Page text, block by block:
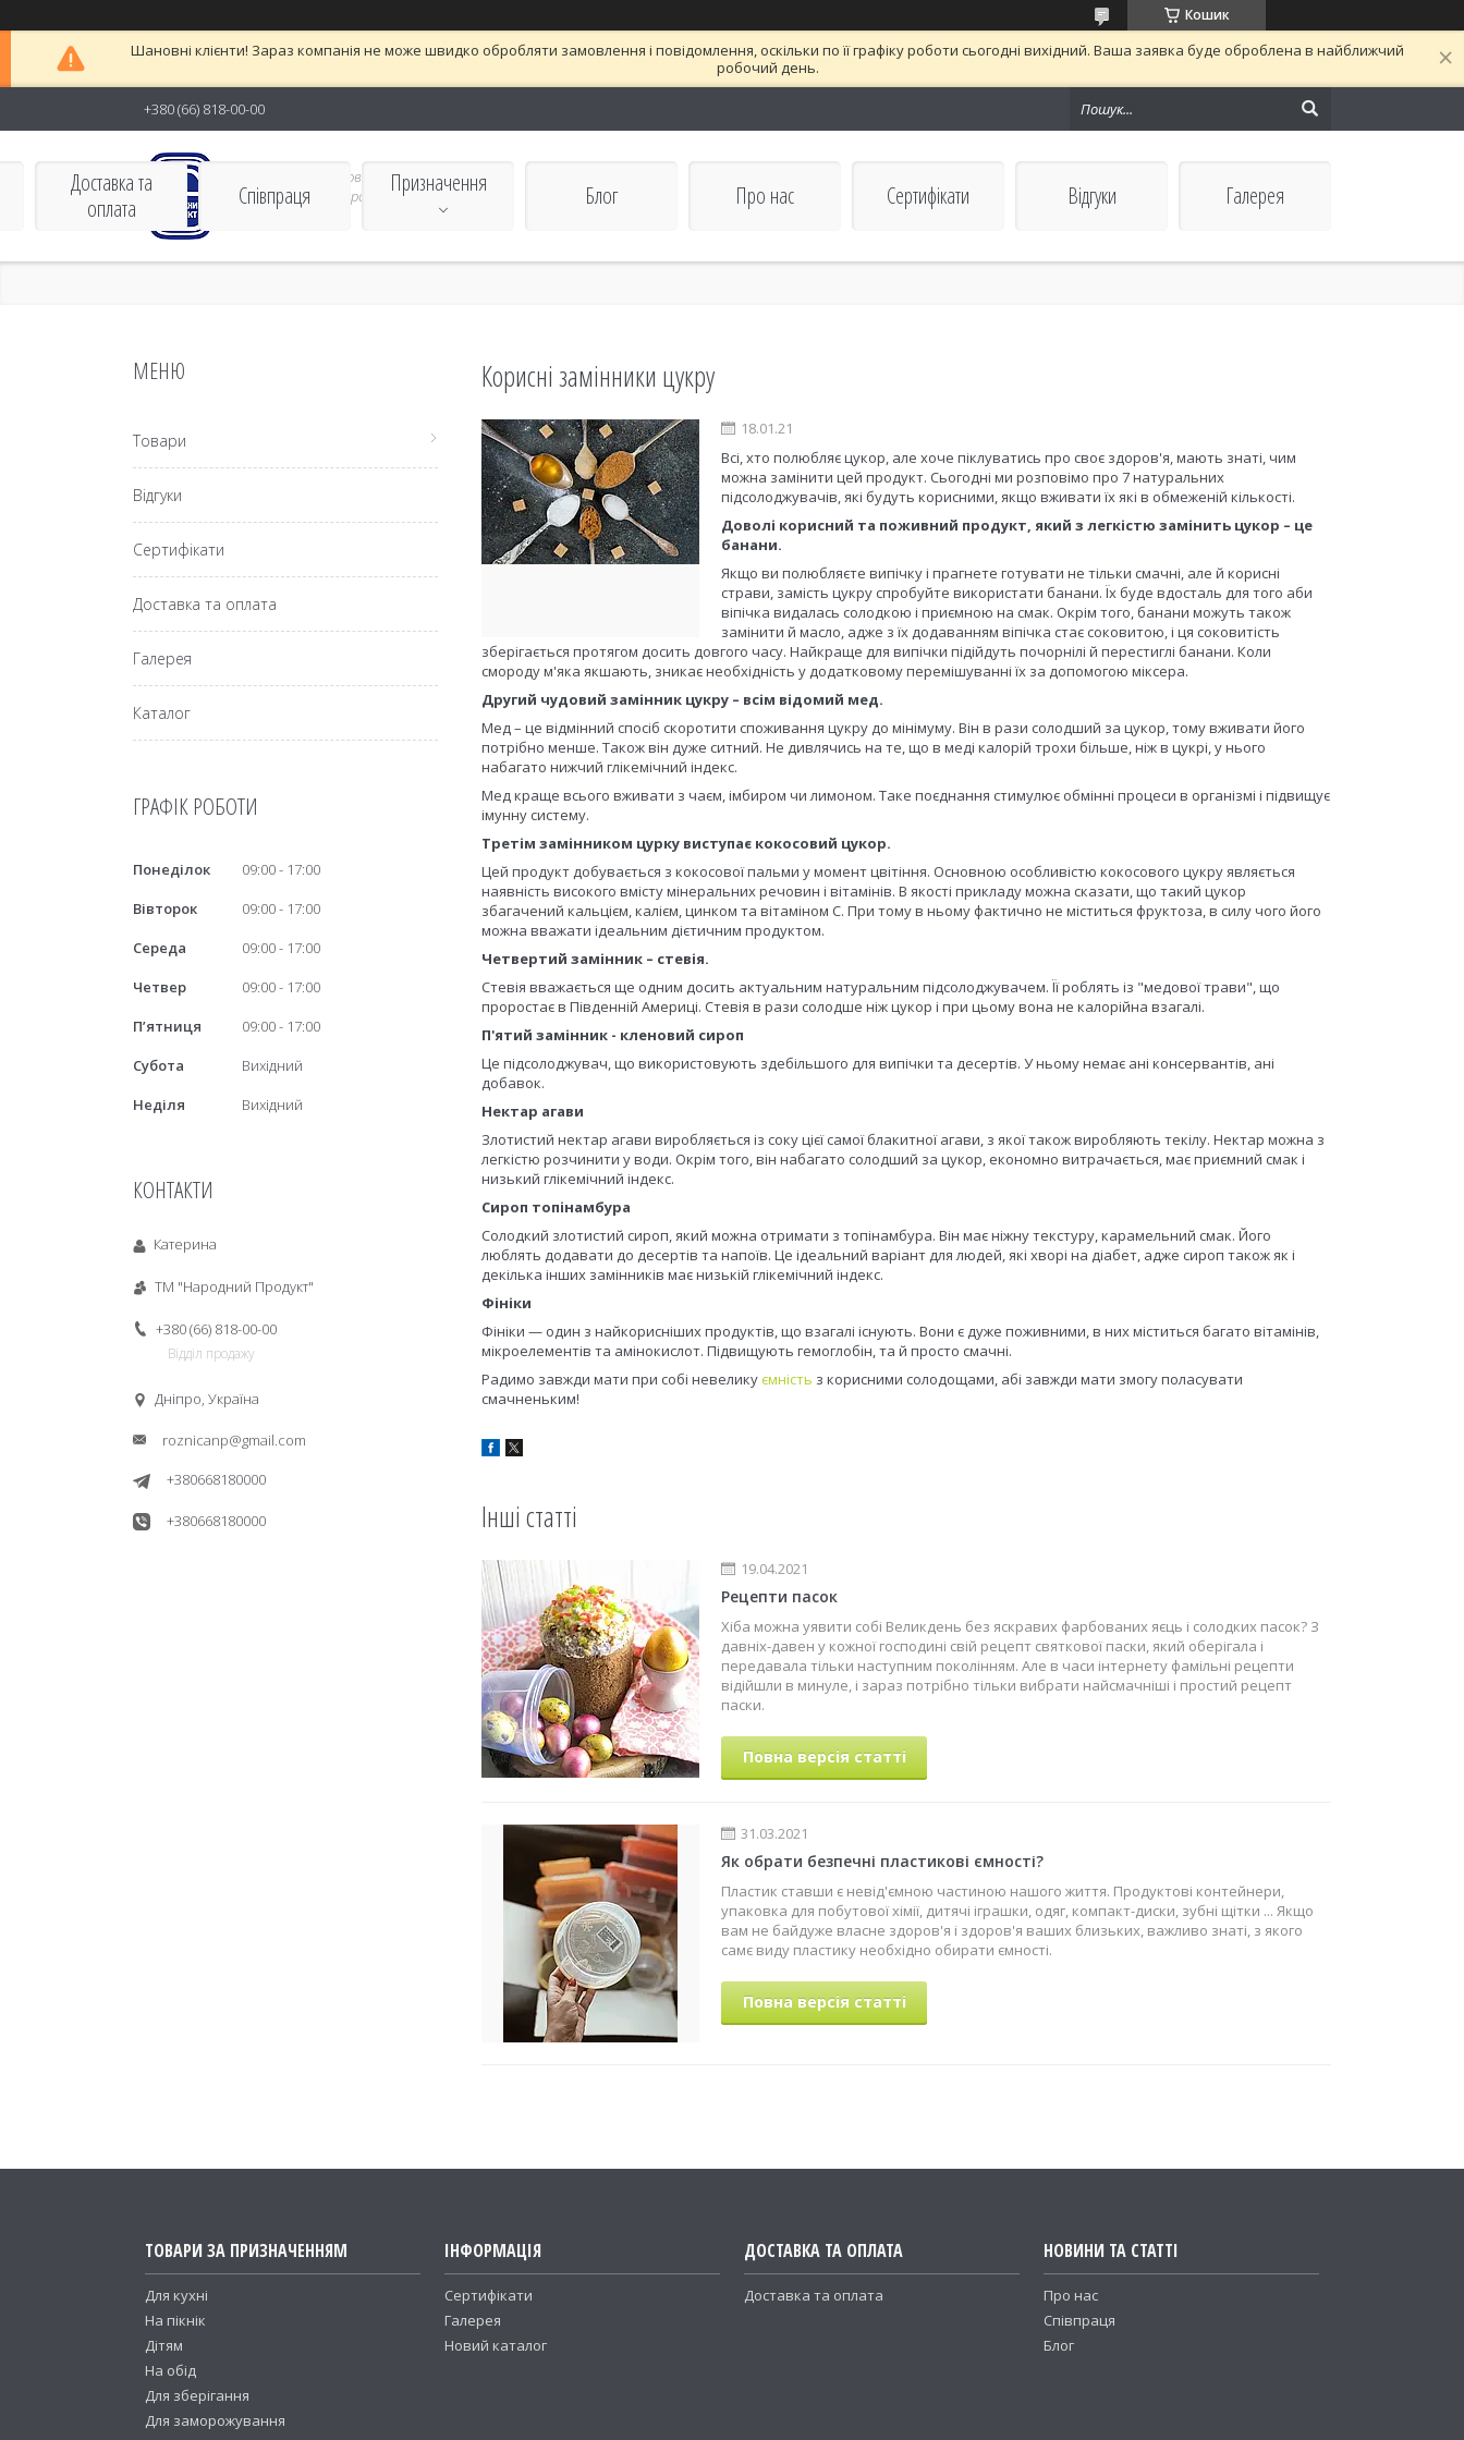
Кошик
Шановні клієнти! Зараз компанія не може швидко обробляти замовлення і повідомлення, оскільки по її графіку роботи сьогодні вихідний. Ваша заявка буде оброблена в найближчий
робочий день.
+380 (66) 818-00-00
Виробник харчових
контейнерів європейськоЇ
якості
Доставка та
оплата
Співпраця Призначення Блог Про нас Сертифікати Відгуки Галерея
Корисні замінники цукру
18.01.21
Всі, хто полюбляє цукор, але хоче піклуватись про своє здоров'я, мають знаті, чим
можна замінити цей продукт. Сьогодні ми розповімо про 7 натуральних
підсолоджувачів, які будуть корисними, якщо вживати їх які в обмеженій кількості.
Доволі корисний та поживний продукт, який з легкістю замінить цукор – це
банани.
Якщо ви полюбляєте випічку і прагнете готувати не тільки смачні, але й корисні
страви, замість цукру спробуйте використати банани. Їх буде вдосталь для того аби
віпічка видалась солодкою і приємною на смак. Окрім того, банани можуть також
замінити й масло, адже з їх додаванням віпічка стає соковитою, і ця соковитість
зберігається протягом досить довгого часу. Найкраще для випічки підійдуть почорнілі й перестиглі банани. Коли
смороду м'яка якшають, зникає необхідність у додатковому перемішуванні їх за допомогою міксера.
Другий чудовий замінник цукру – всім відомий мед.
Мед – це відмінний спосіб скоротити споживання цукру до мінімуму. Він в рази солодший за цукор, тому вживати його
потрібно менше. Також він дуже ситний. Не дивлячись на те, що в меді калорій трохи більше, ніж в цукрі, у нього
набагато нижчий глікемічний індекс.
Мед краще всього вживати з чаєм, імбиром чи лимоном. Таке поєднання стимулює обмінні процеси в організмі і підвищує
імунну систему.
Третім замінником цурку виступає кокосовий цукор.
Цей продукт добувається з кокосової пальми у момент цвітіння. Основною особливістю кокосового цукру являється
наявність високого вмісту мінеральних речовин і вітамінів. В якості прикладу можна сказати, що такий цукор
збагачений кальцієм, калієм, цинком та вітаміном С. При тому в ньому фактично не міститься фруктоза, в силу чого його
можна вважати ідеальним дієтичним продуктом.
Четвертий замінник – стевія.
Стевія вважається ще одним досить актуальним натуральним підсолоджувачем. Її роблять із "медової трави", що
проростає в Південній Америці. Стевія в рази солодше ніж цукор і при цьому вона не калорійна взагалі.
П'ятий замінник - кленовий сироп
Це підсолоджувач, що використовують здебільшого для випічки та десертів. У ньому немає ані консервантів, ані
добавок.
Нектар агави
Злотистий нектар агави виробляється із соку цієї самої блакитної агави, з якої також виробляють текілу. Нектар можна з
легкістю розчинити у води. Окрім того, він набагато солодший за цукор, економно витрачається, має приємний смак і
низький глікемічний індекс.
Сироп топінамбура
Солодкий злотистий сироп, який можна отримати з топінамбура. Він має ніжну текстуру, карамельний смак. Його
люблять додавати до десертів та напоїв. Це ідеальний варіант для людей, які хворі на діабет, адже сироп також як і
декілька інших замінників має низькій глікемічний індекс.
Фініки
Фініки — один з найкорисніших продуктів, що взагалі існують. Вони є дуже поживними, в них міститься багато вітамінів,
мікроелементів та амінокислот. Підвищують гемоглобін, та й просто смачні.
Радимо завжди мати при собі невеликуємність з корисними солодощами, абі завжди мати змогу поласувати
смачненьким!
Інші статті
19.04.2021
Рецепти пасок
Хіба можна уявити собі Великдень без яскравих фарбованих яєць і солодких пасок? З
давніх-давен у кожної господині свій рецепт святкової паски, який оберігала і
передавала тільки наступним поколінням. Але в часи інтернету фамільні рецепти
відійшли в минуле, і зараз потрібно тільки вибрати найсмачніші і простий рецепт
паски.
Повна версія статті
31.03.2021
Як обрати безпечні пластикові ємності?
Пластик ставши є невід'ємною частиною нашого життя. Продуктові контейнери,
упаковка для побутової хімії, дитячі іграшки, одяг, компакт-диски, зубні щітки ... Якщо
вам не байдуже власне здоров'я і здоров'я ваших близьких, важливо знаті, з якого
самє виду пластику необхідно обирати ємності.
Повна версія статті
Товари
Відгуки
Сертифікати
Доставка та оплата
Галерея
Каталог
ГРАФІК РОБОТИ
Понеділок 09:00
17:00
Вівторок
09:00
17:00
Середа
09:00
17:00
Четвер
09:00
17:00
Пʼятниця
09:00
17:00
Субота
Вихідний
Неділя
Вихідний
КОНТАКТИ
Катерина
ТМ "Народний Продукт"
+380 (66) 818-00-00
Відділ продажу
Дніпро, Україна
roznicanp@gmail.com
+380668180000
+380668180000
ТОВАРИ ЗА ПРИЗНАЧЕННЯМ
Для кухні
На пікнік
Дітям
На обід
Для зберігання
Для заморожування
ІНФОРМАЦІЯ
Сертифікати
Галерея
Новий каталог
ДОСТАВКА ТА ОПЛАТА
Доставка та оплата
НОВИНИ ТА СТАТТІ
Про нас
Співпраця
Блог